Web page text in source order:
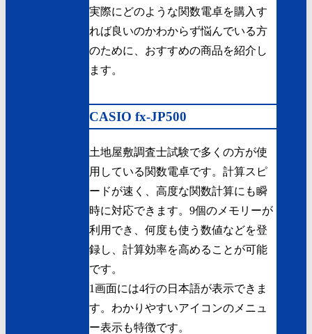
実際にどのような関数電卓を購入す
れば良いのかわからず悩んでいる方
のために、おすすめの商品を紹介し
ます。
CASIO fx-JP500
土地屋敷調査士試験で多くの方が使
用している関数電卓です。計算スピ
ードが速く、高度な関数計算にも瞬
時に対応できます。9個のメモリーが
利用でき、何度も使う数値などを登
録し、計算効率を高めることが可能
です。
1画面には4行の日本語が表示できま
す。わかりやすいアイコンのメニュ
ー表示も特徴です。